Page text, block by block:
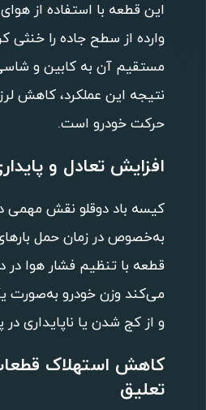
این قطعه با استفاده از
وارده از سطح جاده را خنثی
مستقیم آن به کابین و
نتیجه این عملکرد، کاهش
حرکت خودرو است.
افزایش تعادل و
کیسه باد دوقلو نقش مهمی
به‌خصوص در زمان حمل
قطعه با تنظیم فشار هوا
می‌کند وزن خودرو به‌صورت
و از کج شدن یا ناپایداری
کاهش استهلاک
تعلیق